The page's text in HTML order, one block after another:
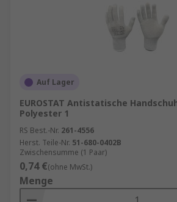
Auf Lager
EUROSTAT Antistatische
Polyester 1
RS Best.-Nr. 261-4556
Herst. Teile-Nr. 51-680-0402B
Zwischensumme (1 Paar)
0,74 €(ohne MwSt.)
Menge